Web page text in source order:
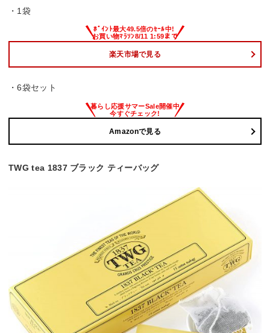
・1袋
楽天市場で見る
・6袋セット
Amazonで見る
TWG tea 1837 ブラック ティーバッグ